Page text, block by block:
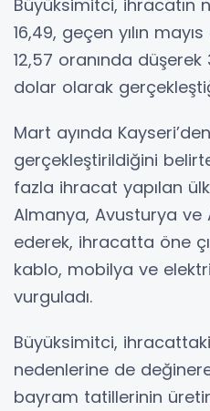
Büyüksimitci, ihracatın
16,49, geçen yılın
12,57 oranında
dolar olarak
Mart ayında
gerçekleştirildiğini
fazla ihracat yapılan
Almanya, Avusturya ve
ederek, ihracatta öne
kablo, mobilya ve
vurguladı.
Büyüksimitci,
nedenlerine de
bayram tatillerinin